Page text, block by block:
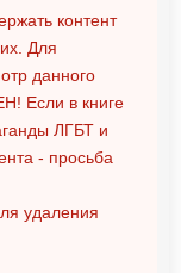
контент
Для
данного
Если в книге
ЛГБТ и
- просьба
удаления